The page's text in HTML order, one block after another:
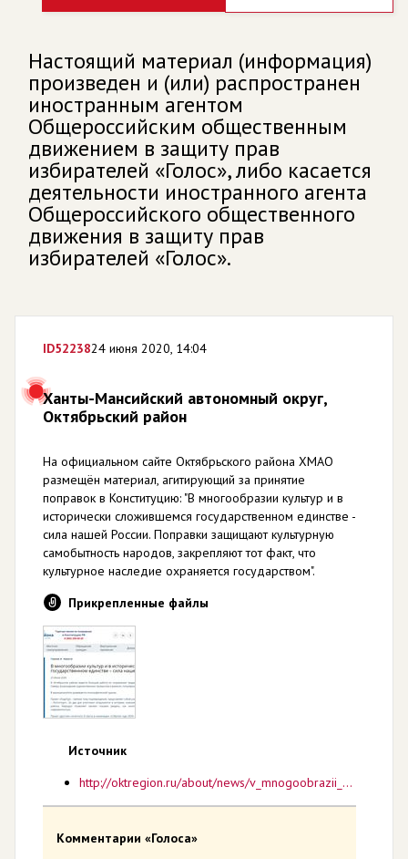
Настоящий материал (информация)
произведен и (или) распространен
иностранным агентом
Общероссийским общественным
движением в защиту прав
избирателей «Голос», либо касается
деятельности иностранного агента
Общероссийского общественного
движения в защиту прав
избирателей «Голос».
ID5223824 июня 2020, 14:04
Ханты-Мансийский автономный округ,
Октябрьский район
На официальном сайте Октябрьского района ХМАО
размещён материал, агитирующий за принятие
поправок в Конституцию: "В многообразии культур и в
исторически сложившемся государственном единстве -
сила нашей России. Поправки защищают культурную
самобытность народов, закрепляют тот факт, что
культурное наследие охраняется государством".
Прикрепленные файлы
Источник
http://oktregion.ru/about/news/v_mnogoobrazii_kultur_i_istoricheski_slozhivshemsya_gosudarstvennom_edinstve_sila_nashey_rossi
Комментарии «Голоса»